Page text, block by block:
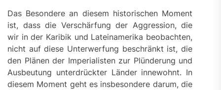
Das Besondere an diesem historischen Moment
ist, dass die Verschärfung der Aggression, die
wir in der Karibik und Lateinamerika beobachten,
nicht auf diese Unterwerfung beschränkt ist, die
den Plänen der Imperialisten zur Plünderung und
Ausbeutung unterdrückter Länder innewohnt. In
diesem Moment geht es insbesondere darum, die